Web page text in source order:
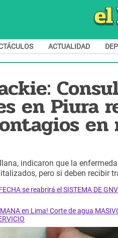
ACTUALIDAD
en Piura
en
indicaron que la
pero si deben recibir
se reabrirá el SISTEMA DE
en Lima! Corte de agua